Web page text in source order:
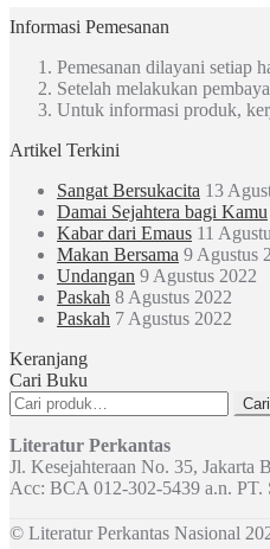
Informasi Pemesanan
Pemesanan dilayani setiap
Setelah melakukan
Untuk informasi produk,
Artikel Terkini
Sangat Bersukacita 13
Damai Sejahtera bagi Kamu
Kabar dari Emaus 11
Makan Bersama 9 Agustus
Undangan 9 Agustus 2022
Paskah 8 Agustus 2022
Paskah 7 Agustus 2022
Keranjang
Cari Buku
Pencarian
untuk:
Cari
Literatur Perkantas
Jl. Kesejahteraan No. 35, Jakarta
Acc: BCA 012-302-5439 a.n. PT.
© Literatur Perkantas Nasional